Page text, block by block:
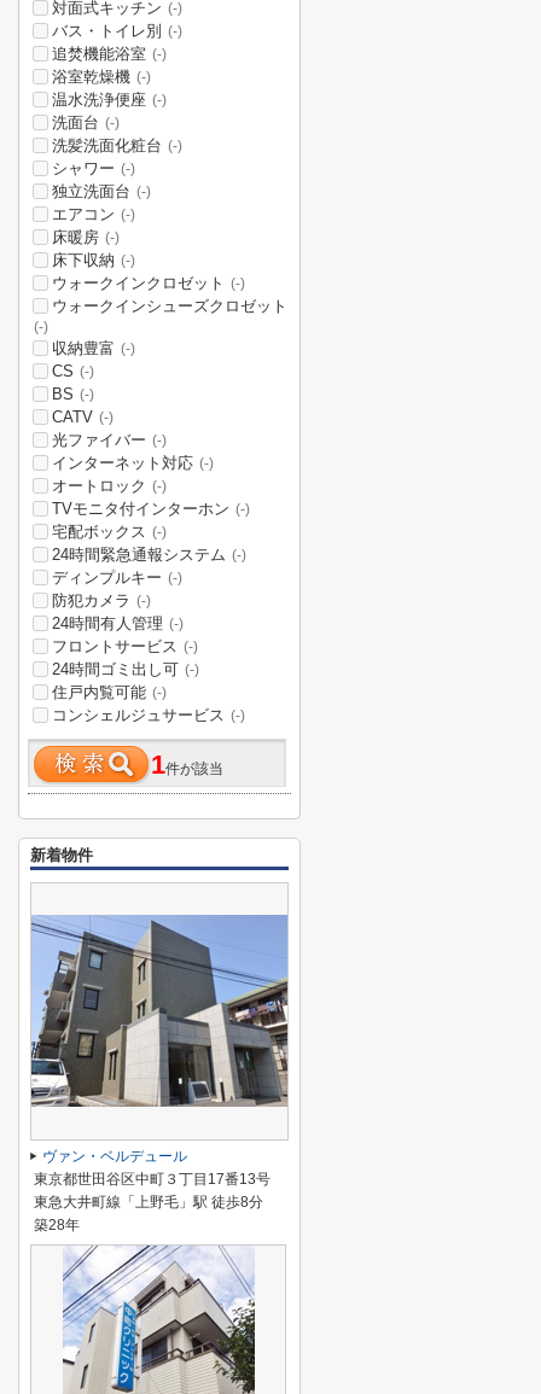
対面式キッチン (-)
バス・トイレ別 (-)
追焚機能浴室 (-)
浴室乾燥機 (-)
温水洗浄便座 (-)
洗面台 (-)
洗髪洗面化粧台 (-)
シャワー (-)
独立洗面台 (-)
エアコン (-)
床暖房 (-)
床下収納 (-)
ウォークインクロゼット (-)
ウォークインシューズクロゼット
(-)
収納豊富 (-)
CS (-)
BS (-)
CATV (-)
光ファイバー (-)
インターネット対応 (-)
オートロック (-)
TVモニタ付インターホン (-)
宅配ボックス (-)
24時間緊急通報システム (-)
ディンプルキー (-)
防犯カメラ (-)
24時間有人管理 (-)
フロントサービス (-)
24時間ゴミ出し可 (-)
住戸内覧可能 (-)
コンシェルジュサービス (-)
1件が該当
新着物件
ヴァン・ベルデュール
東京都世田谷区中町３丁目17番13号
東急大井町線「上野毛」駅 徒歩8分
築28年